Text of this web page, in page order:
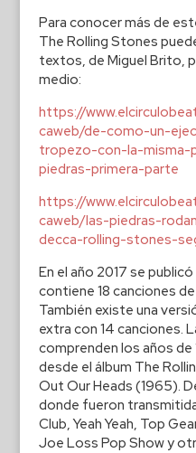
Para conocer más de
The Rolling Stones
textos, de Miguel Brito,
medio:
https://
caweb/de-como-un-
tropezo-con-la-misma-
piedras-primera-parte
https://
caweb/las-piedras-
decca-rolling-stones-
En el año 2017 se publicó
contiene 18 canciones
También existe una
extra con 14 canciones.
comprenden los años
desde el álbum The
Out Our Heads (1965).
donde fueron
Club, Yeah Yeah, Top
Joe Loss Pop Show y